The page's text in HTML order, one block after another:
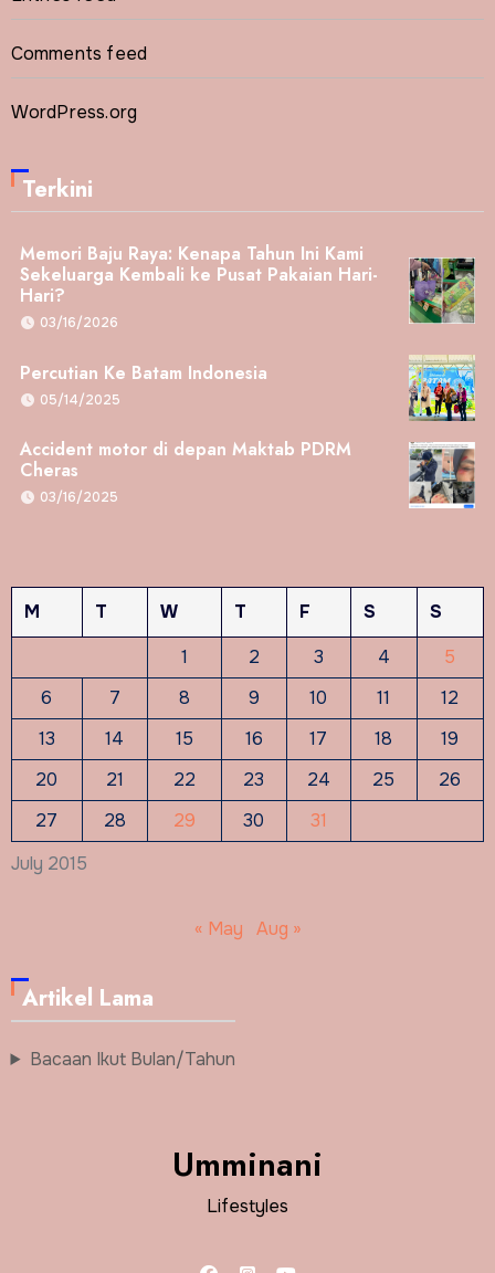
Comments feed
WordPress.org
Terkini
Memori Baju Raya: Kenapa Tahun Ini Kami
Sekeluarga Kembali ke Pusat Pakaian Hari-
Hari?
03/16/2026
Percutian Ke Batam Indonesia
05/14/2025
Accident motor di depan Maktab PDRM
Cheras
03/16/2025
July 2015
M T W T F S
S
1
2 3 4
5
6
7 8 9 10 11
12
13
14 15 16 17 18
19
20
21 22 23 24 25
26
27
28 29 30 31
« May Aug »
Artikel Lama
Bacaan Ikut Bulan/Tahun
Umminani
Lifestyles